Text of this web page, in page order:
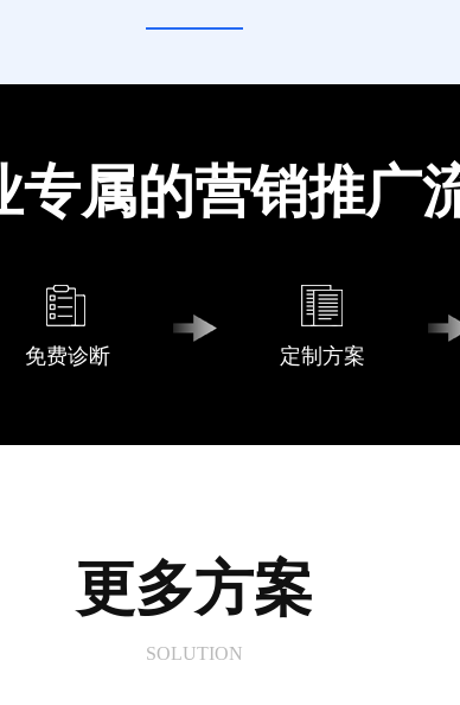
专属的营销推广
免费诊断 定制方案
更多方案
SOLUTION